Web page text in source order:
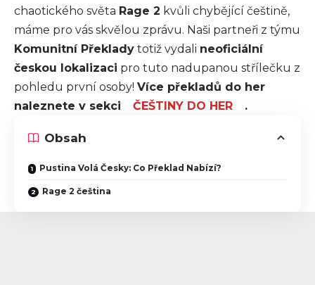
chaotického světa Rage 2 kvůli chybějící češtině,
máme pro vás skvělou zprávu. Naši partneři z týmu
Komunitní Překlady totiž vydali neoficiální
českou lokalizaci pro tuto nadupanou střílečku z
pohledu první osoby! Více překladů do her
naleznete v sekci
ČEŠTINY DO HER .
Obsah
Pustina Volá Česky: Co Překlad Nabízí?
Rage 2 čeština